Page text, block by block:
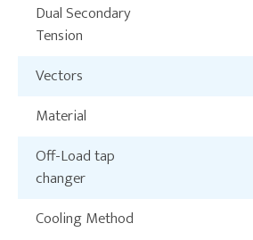
Dual Secondary
Tension
Vectors
Material
Off-Load tap
changer
Cooling Method